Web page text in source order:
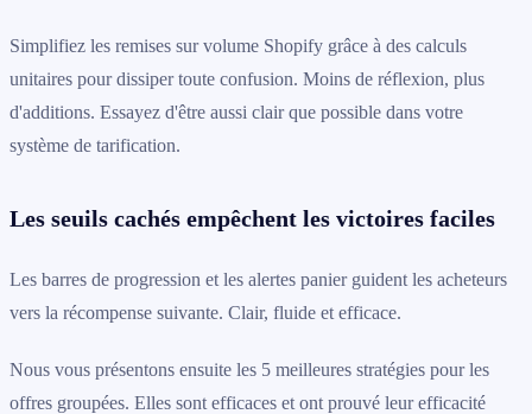
Simplifiez les remises sur volume Shopify grâce à des calculs
unitaires pour dissiper toute confusion. Moins de réflexion, plus
d'additions. Essayez d'être aussi clair que possible dans votre
système de tarification.
Les seuils cachés empêchent les victoires faciles
Les barres de progression et les alertes panier guident les acheteurs
vers la récompense suivante. Clair, fluide et efficace.
Nous vous présentons ensuite les 5 meilleures stratégies pour les
offres groupées. Elles sont efficaces et ont prouvé leur efficacité